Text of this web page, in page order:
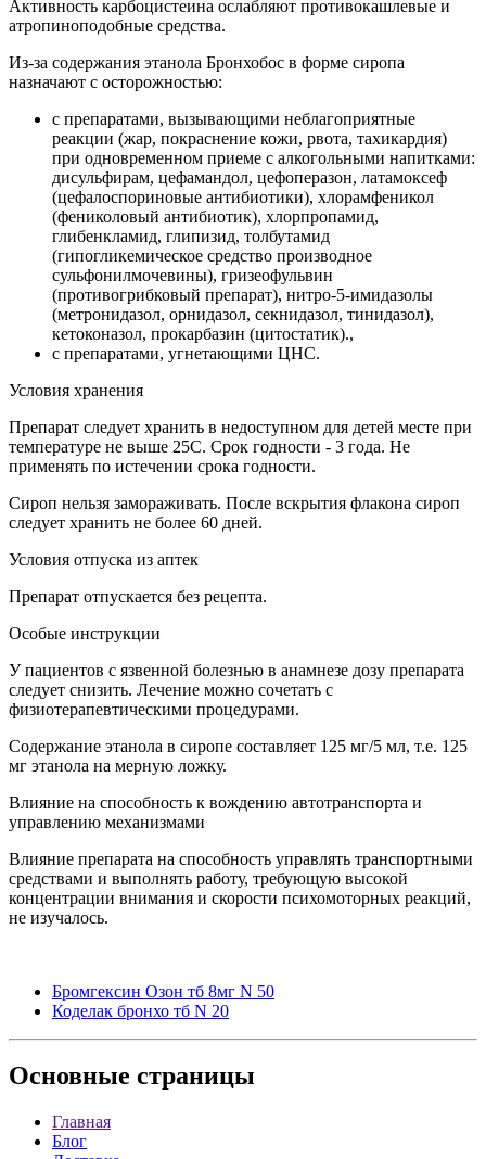
Активность карбоцистеина ослабляют противокашлевые и
атропиноподобные средства.
Из-за содержания этанола Бронхобос в форме сиропа
назначают с осторожностью:
с препаратами, вызывающими неблагоприятные
реакции (жар, покраснение кожи, рвота, тахикардия)
при одновременном приеме с алкогольными напитками:
дисульфирам, цефамандол, цефоперазон, латамоксеф
(цефалоспориновые антибиотики), хлорамфеникол
(фениколовый антибиотик), хлорпропамид,
глибенкламид, глипизид, толбутамид
(гипогликемическое средство производное
сульфонилмочевины), гризеофульвин
(противогрибковый препарат), нитро-5-имидазолы
(метронидазол, орнидазол, секнидазол, тинидазол),
кетоконазол, прокарбазин (цитостатик).,
с препаратами, угнетающими ЦНС.
Условия хранения
Препарат следует хранить в недоступном для детей месте при
температуре не выше 25С. Срок годности - 3 года. Не
применять по истечении срока годности.
Сироп нельзя замораживать. После вскрытия флакона сироп
следует хранить не более 60 дней.
Условия отпуска из аптек
Препарат отпускается без рецепта.
Особые инструкции
У пациентов с язвенной болезнью в анамнезе дозу препарата
следует снизить. Лечение можно сочетать с
физиотерапевтическими процедурами.
Содержание этанола в сиропе составляет 125 мг/5 мл, т.е. 125
мг этанола на мерную ложку.
Влияние на способность к вождению автотранспорта и
управлению механизмами
Влияние препарата на способность управлять транспортными
средствами и выполнять работу, требующую высокой
концентрации внимания и скорости психомоторных реакций,
не изучалось.
Бромгексин Озон тб 8мг N 50
Коделак бронхо тб N 20
Основные страницы
Главная
Блог